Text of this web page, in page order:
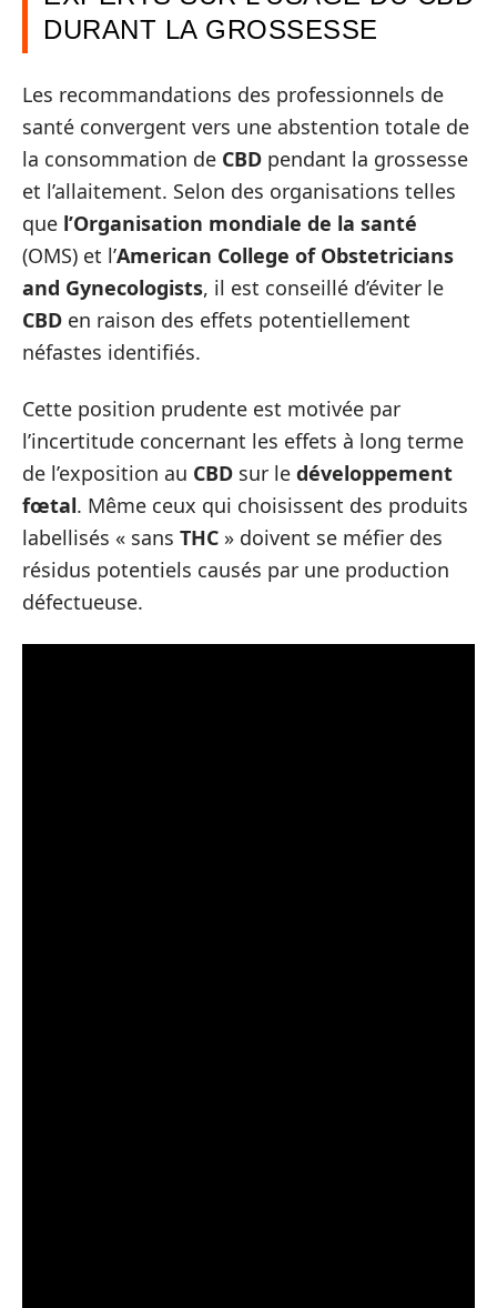
DURANT LA GROSSESSE
Les recommandations des professionnels de
santé convergent vers une abstention totale de
la consommation de CBD pendant la grossesse
et l’allaitement. Selon des organisations telles
que l’Organisation mondiale de la santé
(OMS) et l’American College of Obstetricians
and Gynecologists, il est conseillé d’éviter le
CBD en raison des effets potentiellement
néfastes identifiés.
Cette position prudente est motivée par
l’incertitude concernant les effets à long terme
de l’exposition au CBD sur le développement
fœtal. Même ceux qui choisissent des produits
labellisés « sans THC » doivent se méfier des
résidus potentiels causés par une production
défectueuse.